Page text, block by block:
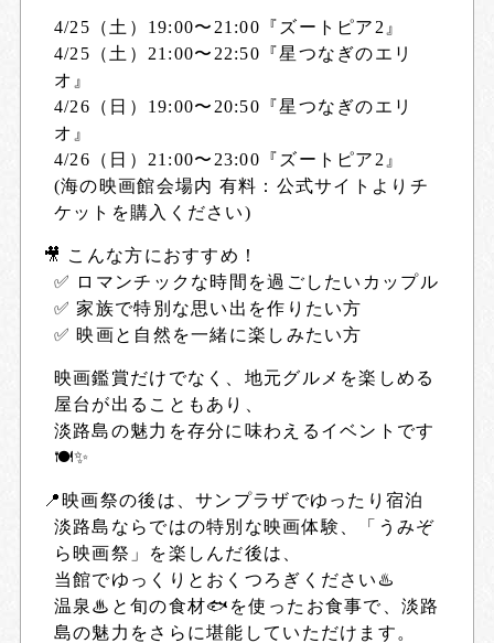
4/25（土）19:00〜21:00『ズートピア2』
4/25（土）21:00〜22:50『星つなぎのエリ
オ』
4/26（日）19:00〜20:50『星つなぎのエリ
オ』
4/26（日）21:00〜23:00『ズートピア2』
(海の映画館会場内 有料：公式サイトよりチ
ケットを購入ください)
🎥 こんな方におすすめ！
✅ ロマンチックな時間を過ごしたいカップル
✅家族で特別な思い出を作りたい方
✅ 映画と自然を一緒に楽しみたい方
映画鑑賞だけでなく、地元グルメを楽しめる
屋台が出ることもあり、
淡路島の魅力を存分に味わえるイベントです
🍽✨
📍映画祭の後は、サンプラザでゆったり宿泊
淡路島ならではの特別な映画体験、「うみぞ
ら映画祭」を楽しんだ後は、
当館でゆっくりとおくつろぎください♨️
温泉♨と旬の食材🐟を使ったお食事で、淡路
島の魅力をさらに堪能していただけます。